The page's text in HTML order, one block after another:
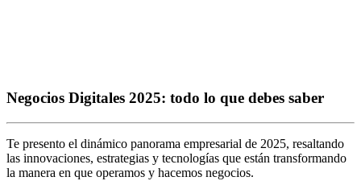
Negocios Digitales 2025: todo lo que debes saber
Te presento el dinámico panorama empresarial de 2025, resaltando
las innovaciones, estrategias y tecnologías que están transformando
la manera en que operamos y hacemos negocios.